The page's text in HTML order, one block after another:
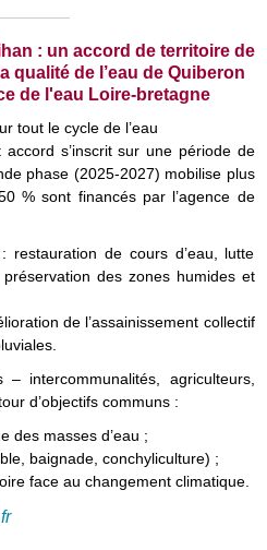
: un accord de territoire de
qualité de l’eau de Quiberon
de l'eau Loire-bretagne
tout le cycle de l’eau
s’inscrit sur une période de
phase (2025-2027) mobilise plus
% sont financés par l’agence de
de cours d’eau, lutte
des zones humides et
de l’assainissement collectif
intercommunalités, agriculteurs,
d’objectifs communs :
des masses d’eau ;
baignade, conchyliculture) ;
face au changement climatique.